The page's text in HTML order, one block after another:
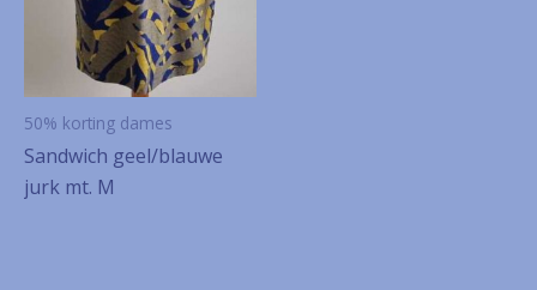
50% korting dames
Sandwich geel/blauwe
jurk mt. M